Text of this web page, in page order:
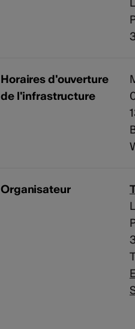
Horaires d'ouverture
de l'infrastructure
Organisateur